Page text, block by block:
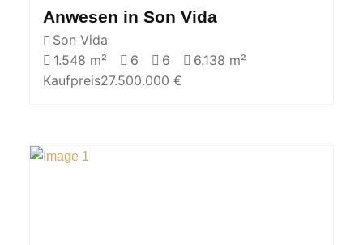
Anwesen in Son Vida
Son Vida
1.548 m²
6 6
6.138 m²
Kaufpreis27.500.000 €